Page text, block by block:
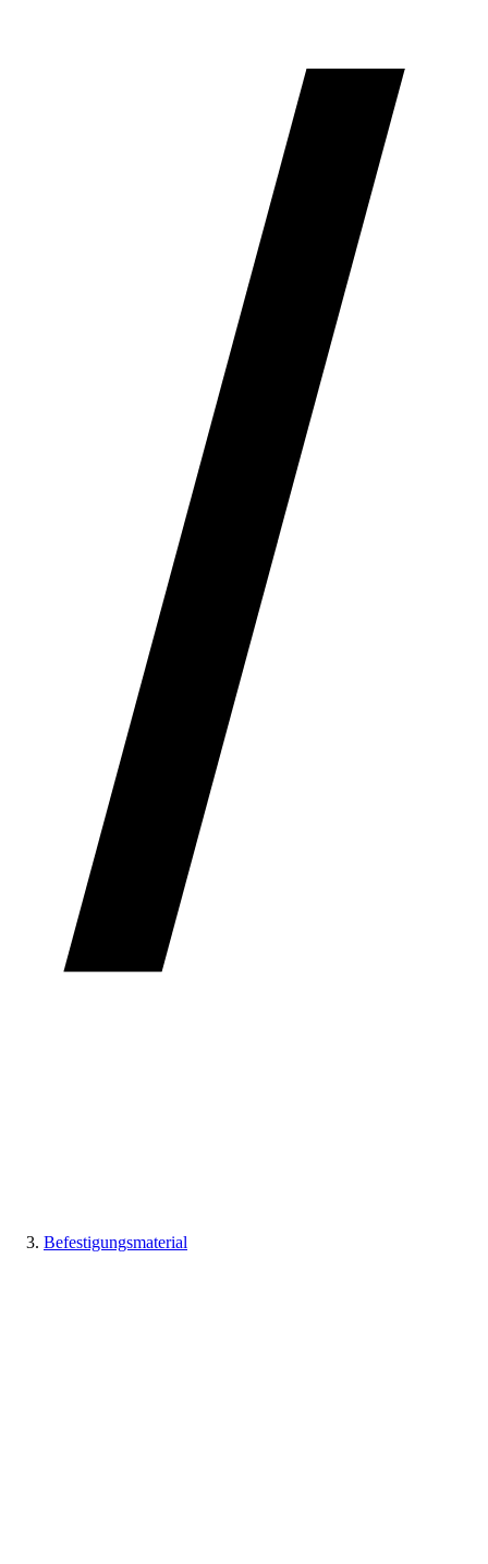
Befestigungsmaterial